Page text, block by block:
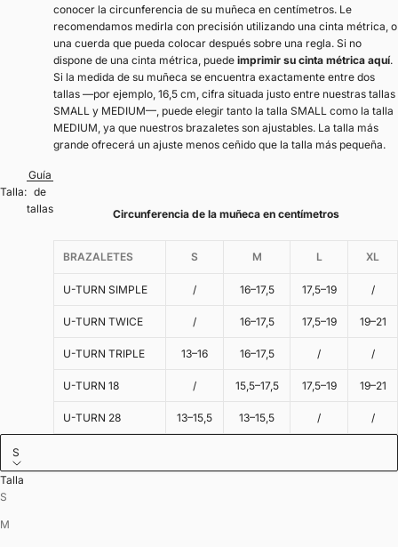
Talla:
Guía
de
tallas
conocer la circunferencia de su muñeca en centímetros. Le
recomendamos medirla con precisión utilizando una cinta métrica, o
una cuerda que pueda colocar después sobre una regla. Si no
dispone de una cinta métrica, puede imprimir su cinta métrica aquí.
Si la medida de su muñeca se encuentra exactamente entre dos
tallas —por ejemplo, 16,5 cm, cifra situada justo entre nuestras tallas
SMALL y MEDIUM—, puede elegir tanto la talla SMALL como la talla
MEDIUM, ya que nuestros brazaletes son ajustables. La talla más
grande ofrecerá un ajuste menos ceñido que la talla más pequeña.
Circunferencia de la muñeca en centímetros
BRAZALETES S M L XL
U-TURN SIMPLE / 16–17,5 17,5–19 /
U-TURN TWICE / 16–17,5 17,5–19 19–21
U-TURN TRIPLE 13–16 16–17,5 / /
U-TURN 18 / 15,5–17,5 17,5–19 19–21
U-TURN 28 13–15,5 13–15,5 / /
S
Talla
S
M